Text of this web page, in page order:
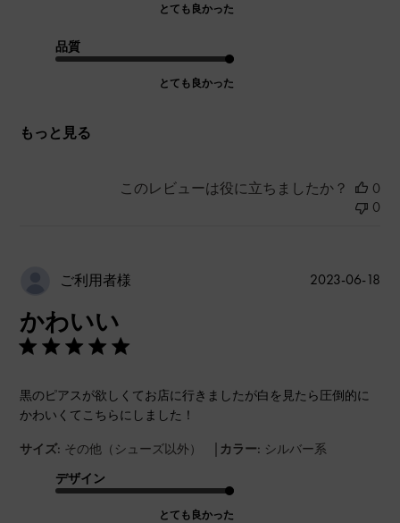
とても良かった
品質
とても良かった
もっと見る
このレビューは役に立ちましたか？
0
0
ご利用者様
かわいい
黒のピアスが欲しくてお店に行きましたが白を見たら圧倒的に
かわいくてこちらにしました！
サイズ: その他（シューズ以外） | カラー: シルバー系
デザイン
とても良かった
公
2023-06-18